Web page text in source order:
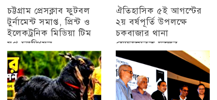
চট্টগ্রাম প্রেসক্লাব ফুটবল
টুর্নামেন্ট সমাপ্ত, প্রিন্ট ও
ইলেকট্রনিক মিডিয়া টিম
যুগ্ন চ্যাম্পিয়ন
চট্টগ্রাম
ঐতিহাসিক ৫ই আগস্টের
২য় বর্ষপূর্তি উপলক্ষে
চকবাজার থানা
স্বেচ্ছাসেবক দলের
প্রামাণ্যচিত্র প্রদর্শন ও
বিজয় মিছিল
চট্টগ্রাম